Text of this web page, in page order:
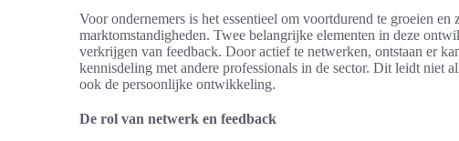
Voor ondernemers is het essentieel om voortdurend te groeien en
marktomstandigheden. Twee belangrijke elementen in deze
verkrijgen van feedback. Door actief te netwerken, ontstaan er
kennisdeling met andere professionals in de sector. Dit leidt niet
ook de persoonlijke ontwikkeling.
De rol van netwerk en feedback